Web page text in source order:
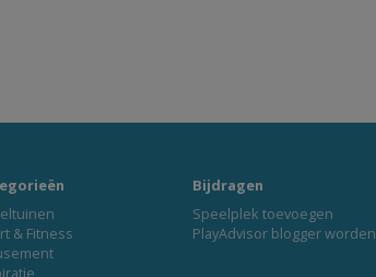
& Fitness
Bijdragen
Speelplek toevoegen
PlayAdvisor blogger worden